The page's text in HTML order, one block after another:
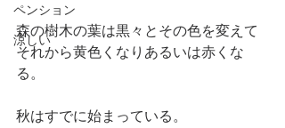
ペンション
涼しい
森の樹木の葉は黒々とその色を変えて
それから黄色くなりあるいは赤くな
る。
秋はすでに始まっている。